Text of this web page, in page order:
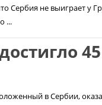
Сербия не выиграет у
...
45
в Сербии,